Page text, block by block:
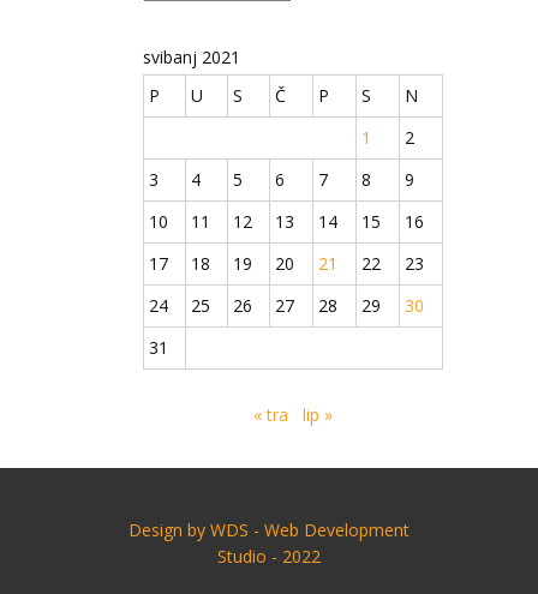
svibanj 2021
P
U S Č P S
N
1
2
3
4 5 6 7 8
9
10
11 12 13 14 15
16
17
18 19 20 21 22
23
24
25 26 27 28 29
30
31
« tra lip »
Design by ​WDS - Web Development
Studio - 2022